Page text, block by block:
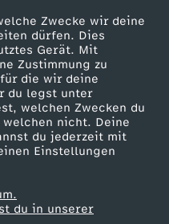
Zwecke wir deine
dürfen. Dies
Gerät. Mit
Zustimmung zu
die wir deine
du legst unter
welchen Zwecken du
nicht. Deine
du jederzeit mit
Einstellungen
du in unserer